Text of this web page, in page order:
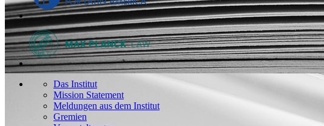
Das Institut
Mission Statement
Meldungen aus dem Institut
Gremien